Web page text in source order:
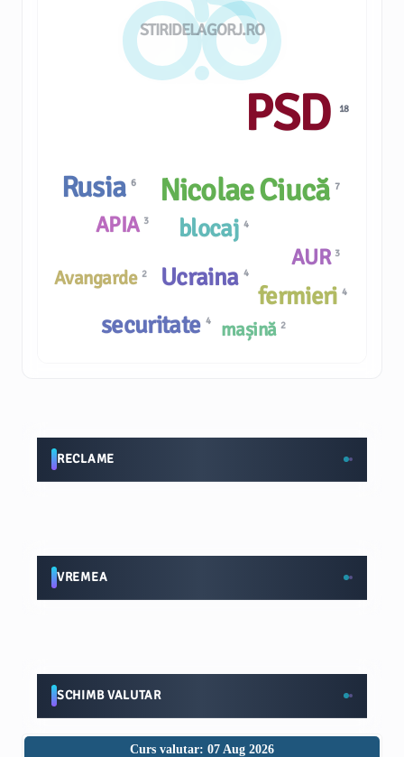
STIRIDELAGORJ.RO
mașină 2
blocaj4
Ucraina 4
APIA 3
Avangarde 2
Rusia6
AUR 3
fermieri 4
PSD 18
Nicolae Ciucă7
securitate 4
RECLAME
VREMEA
SCHIMB VALUTAR
Curs valutar: 07 Aug 2026